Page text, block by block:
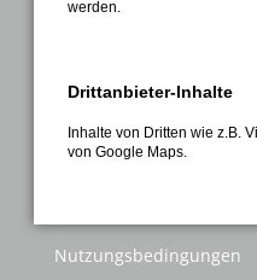
Kontakte
INFORMATIONEN
FAQ
Nutzungsbedingungen
werden.
Drittanbieter-Inhalte
Inhalte von Dritten wie z.B.
von Google Maps.